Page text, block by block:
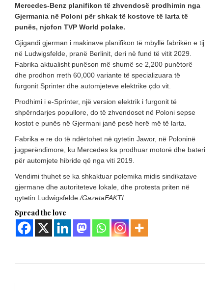
Mercedes-Benz planifikon të zhvendosë prodhimin nga
Gjermania në Poloni për shkak të kostove të larta të
punës, njofon TVP World polake.
Gjigandi gjerman i makinave planifikon të mbyllë fabrikën e tij
në Ludwigsfelde, pranë Berlinit, deri në fund të vitit 2029.
Fabrika aktualisht punëson më shumë se 2,200 punëtorë
dhe prodhon rreth 60,000 variante të specializuara të
furgonit Sprinter dhe automjeteve elektrike çdo vit.
Prodhimi i e-Sprinter, një version elektrik i furgonit të
shpërndarjes popullore, do të zhvendoset në Poloni sepse
kostot e punës në Gjermani janë pesë herë më të larta.
Fabrika e re do të ndërtohet në qytetin Jawor, në Poloninë
jugperëndimore, ku Mercedes ka prodhuar motorë dhe bateri
për automjete hibride që nga viti 2019.
Vendimi thuhet se ka shkaktuar polemika midis sindikatave
gjermane dhe autoriteteve lokale, dhe protesta priten në
qytetin Ludwigsfelde./GazetaFAKTI
Spread the love